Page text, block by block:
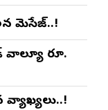
మెసేజ్..!
వాల్యూ రూ.